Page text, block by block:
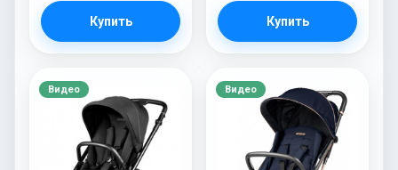
Купить Купить
Видео Видео